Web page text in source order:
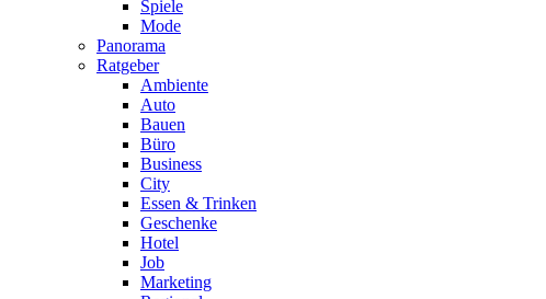
Spiele
Mode
Panorama
Ratgeber
Ambiente
Auto
Bauen
Büro
Business
City
Essen & Trinken
Geschenke
Hotel
Job
Marketing